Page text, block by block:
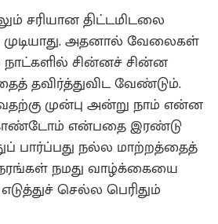
சரியான திட்டமிடலை
முடியாது. அதனால் வேலைகள்
நாட்களில் சின்னச் சின்ன
தவிர்த்துவிட வேண்டும்.
முன்பு அன்று நாம் என்ன
என்பதை இரண்டு
பார்ப்பது நல்ல மாற்றத்தைத்
நமது வாழ்க்கையை
செல்ல பெரிதும்